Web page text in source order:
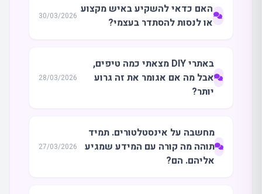
האם כדאי להשקיע באיש מקצוע
או לנסות להסתדר בעצמי?
30/03/2026
באתרי DIY מצאתי כמה טיפים,
אבל מה אם אגומר את זה גרוע
יותר?
28/03/2026
מחשבה על אינסטלטורים. תמיד
תוהה מה קורה עם המידע שמגיע
אליהם. הם?
27/03/2026